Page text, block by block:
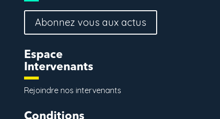
Abonnez vous aux actus
Espace
Intervenants
Rejoindre nos intervenants
Conditions